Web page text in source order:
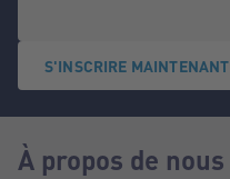
S'INSCRIRE MAINTENANT
À propos de nous